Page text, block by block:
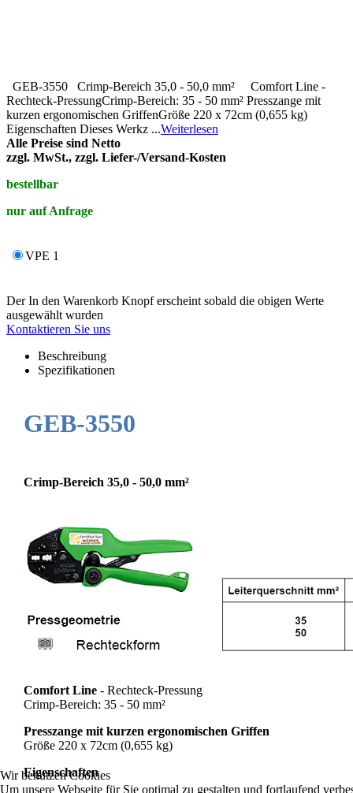
GEB-3550 Crimp-Bereich 35,0 - 50,0 mm² Comfort Line -
Rechteck-PressungCrimp-Bereich: 35 - 50 mm² Presszange mit
kurzen ergonomischen GriffenGröße 220 x 72cm (0,655 kg)
Eigenschaften Dieses Werkz ...Weiterlesen
Alle Preise sind Netto
zzgl. MwSt., zzgl. Liefer-/Versand-Kosten
bestellbar
nur auf Anfrage
VPE 1
Der In den Warenkorb Knopf erscheint sobald die obigen Werte
ausgewählt wurden
Kontaktieren Sie uns
Beschreibung
Spezifikationen
GEB-3550
Crimp-Bereich 35,0 - 50,0 mm²
Comfort Line - Rechteck-Pressung
Crimp-Bereich: 35 - 50 mm²
Presszange mit kurzen ergonomischen Griffen
Größe 220 x 72cm (0,655 kg)
Eigenschaften
Wir benutzen Cookies
Um unsere Webseite für Sie optimal zu gestalten und fortlaufend